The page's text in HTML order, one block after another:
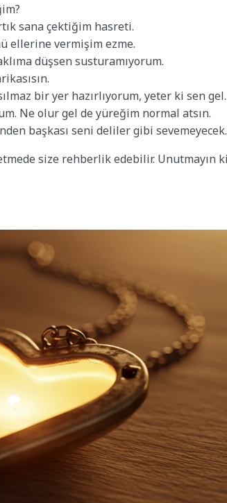
sana çektiğim hasreti.
ellerine vermişim ezme.
düşsen susturamıyorum.
bir yer hazırlıyorum, yeter ki sen gel.
Ne olur gel de yüreğim normal atsın.
başkası seni deliler gibi sevemeyecek.
size rehberlik edebilir. Unutmayın